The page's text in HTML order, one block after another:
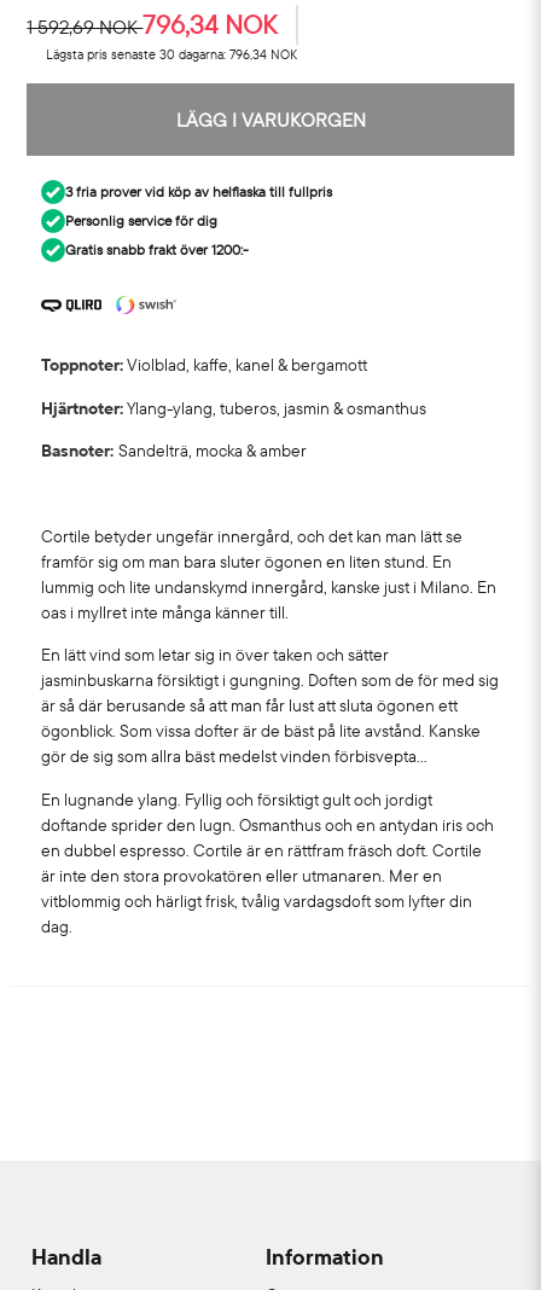
1 592,69 NOK796,34 NOK
Lägsta pris senaste 30 dagarna:796,34 NOK
LÄGG I VARUKORGEN
3 fria prover vid köp av helflaska till fullpris
Personlig service för dig
Gratis snabb frakt över 1200:-
Toppnoter:Violblad, kaffe, kanel & bergamott
Hjärtnoter:Ylang-ylang, tuberos, jasmin & osmanthus
Basnoter:Sandelträ, mocka & amber
Cortile betyder ungefär innergård, och det kan man lätt se
framför sig om man bara sluter ögonen en liten stund. En
lummig och lite undanskymd innergård, kanske just i Milano. En
oas i myllret inte många känner till.
En lätt vind som letar sig in över taken och sätter
jasminbuskarna försiktigt i gungning. Doften som de för med sig
är så där berusande så att man får lust att sluta ögonen ett
ögonblick. Som vissa dofter är de bäst på lite avstånd. Kanske
gör de sig som allra bäst medelst vinden förbisvepta…
En lugnande ylang. Fyllig och försiktigt gult och jordigt
doftande sprider den lugn. Osmanthus och en antydan iris och
en dubbel espresso. Cortile är en rättfram fräsch doft. Cortile
är inte den stora provokatören eller utmanaren. Mer en
vitblommig och härligt frisk, tvålig vardagsdoft som lyfter din
dag.
Handla Information